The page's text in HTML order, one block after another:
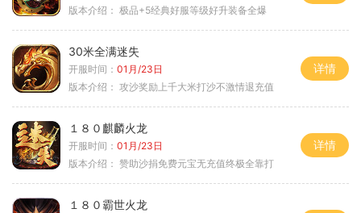
版本介绍： 极品+5经典好服等级好升装备全爆
30米全满迷失
开服时间： 01月/23日
版本介绍： 攻沙奖励上千大米打沙不激情退充值
详情
１８０麒麟火龙
开服时间： 01月/23日
版本介绍： 赞助沙捐免费元宝无充值终极全靠打
详情
１８０霸世火龙